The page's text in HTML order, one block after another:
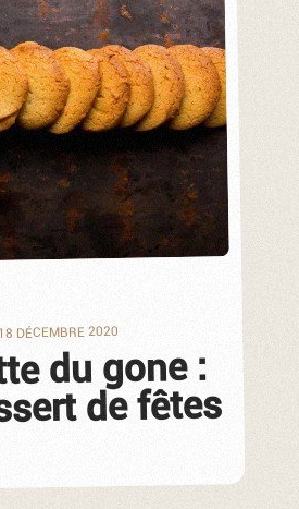
18 DÉCEMBRE 2020
du gone :
de fêtes